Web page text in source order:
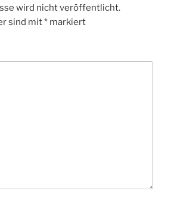
wird nicht veröffentlicht.
sind mit* markiert